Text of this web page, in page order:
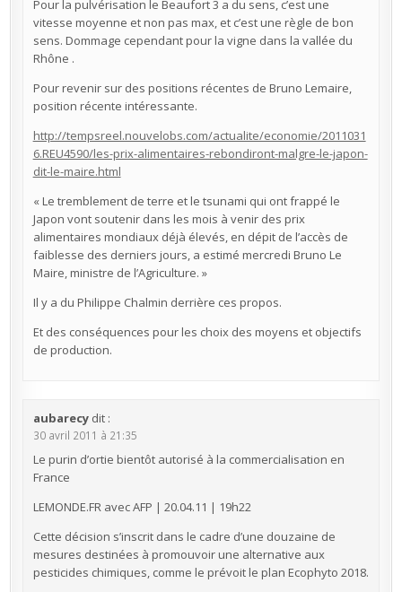
Pour la pulvérisation le Beaufort 3 a du sens, c’est une
vitesse moyenne et non pas max, et c’est une règle de bon
sens. Dommage cependant pour la vigne dans la vallée du
Rhône .
Pour revenir sur des positions récentes de Bruno Lemaire,
position récente intéressante.
http://tempsreel.nouvelobs.com/actualite/economie/2011031
6.REU4590/les-prix-alimentaires-rebondiront-malgre-le-japon-
dit-le-maire.html
« Le tremblement de terre et le tsunami qui ont frappé le
Japon vont soutenir dans les mois à venir des prix
alimentaires mondiaux déjà élevés, en dépit de l’accès de
faiblesse des derniers jours, a estimé mercredi Bruno Le
Maire, ministre de l’Agriculture. »
Il y a du Philippe Chalmin derrière ces propos.
Et des conséquences pour les choix des moyens et objectifs
de production.
aubarecy dit :
30 avril 2011 à 21:35
Le purin d’ortie bientôt autorisé à la commercialisation en
France
LEMONDE.FR avec AFP | 20.04.11 | 19h22
Cette décision s’inscrit dans le cadre d’une douzaine de
mesures destinées à promouvoir une alternative aux
pesticides chimiques, comme le prévoit le plan Ecophyto 2018.